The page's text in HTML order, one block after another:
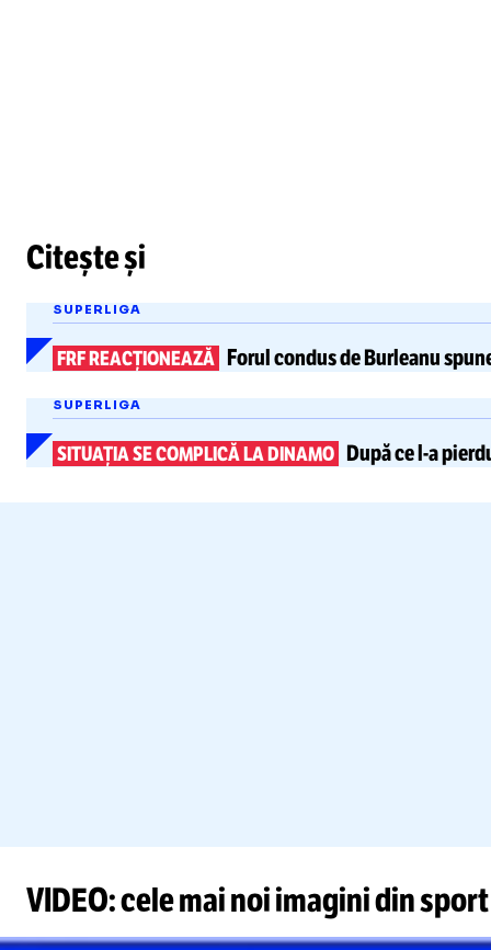
Citește și
SUPERLIGA
FRF REACȚIONEAZĂ Forul condus de Burleanu
SUPERLIGA
SITUAȚIA SE COMPLICĂ LA DINAMO După cel-a
VIDEO: cele mai noi imagini din sport